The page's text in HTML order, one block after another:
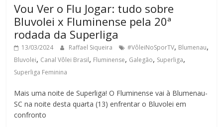
Vou Ver o Flu Jogar: tudo sobre
Bluvolei x Fluminense pela 20ª
rodada da Superliga
13/03/2024 Raffael Siqueira #VôleiNoSporTV, Blumenau,
Bluvolei, Canal Vôlei Brasil, Fluminense, Galegão, Superliga,
Superliga Feminina
Mais uma noite de Superliga! O Fluminense vai à Blumenau-
SC na noite desta quarta (13) enfrentar o Bluvolei em
confronto